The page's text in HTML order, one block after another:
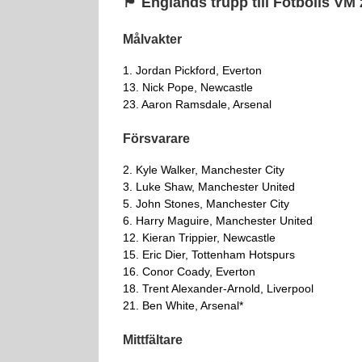
Målvakter
1. Jordan Pickford, Everton
13. Nick Pope, Newcastle
23. Aaron Ramsdale, Arsenal
Försvarare
2. Kyle Walker, Manchester City
3. Luke Shaw, Manchester United
5. John Stones, Manchester City
6. Harry Maguire, Manchester United
12. Kieran Trippier, Newcastle
15. Eric Dier, Tottenham Hotspurs
16. Conor Coady, Everton
18. Trent Alexander-Arnold, Liverpool
21. Ben White, Arsenal*
Mittfältare